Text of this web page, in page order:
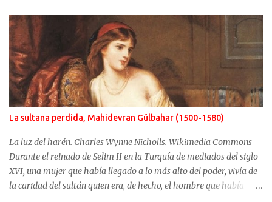
La sultana perdida, Mahidevran Gülbahar (1500-1580)
La luz del harén. Charles Wynne Nicholls. Wikimedia Commons
Durante el reinado de Selim II en la Turquía de mediados del siglo
XVI, una mujer que había llegado a lo más alto del poder, vivía de
la caridad del sultán quien era, de hecho, el hombre que había